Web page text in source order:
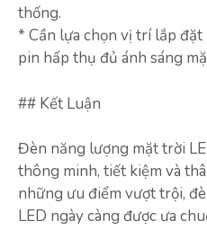
thống.
* Cần lựa chọn vị trí lắp
pin hấp thụ đủ ánh sáng
## Kết Luận
Đèn năng lượng mặt trời
thông minh, tiết kiệm và
những ưu điểm vượt trội,
LED ngày càng được ưa